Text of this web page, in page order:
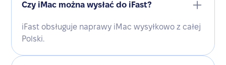
Czy iMac można wysłać do iFast?
iFast obsługuje naprawy iMac wysyłkowo z całej
Polski.